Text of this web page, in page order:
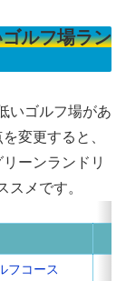
ルフ場ラン
いゴルフ場があ
変更すると、
ーンランドリ
スメです。
フコース